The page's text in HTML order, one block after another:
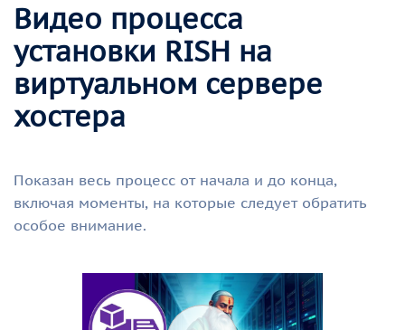
Видео процесса
установки RISH на
виртуальном сервере
хостера
Показан весь процесс от начала и до конца,
включая моменты, на которые следует обратить
особое внимание.